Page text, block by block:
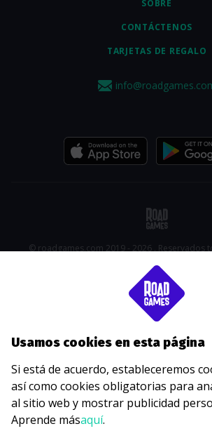
SOBRE
CONTÁCTENOS
TARJETAS DE REGALO
© roadgames.com 2019 - 2026 . Reservados
Usamos cookies en esta página
Si está de acuerdo, estableceremos
así como cookies obligatorias para
al sitio web y mostrar publicidad
Aprende másaquí.